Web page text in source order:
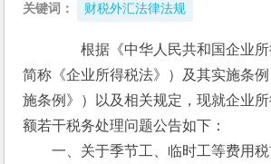
关键词： 财税外汇法律法规
根据《中华人民共和国企业所
简称《企业所得税法》）及其实施条
施条例》）以及相关规定，现就企业
额若干税务处理问题公告如下：
一、关于季节工、临时工等费用税